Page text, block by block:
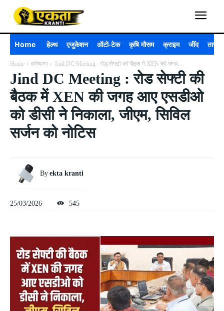
Home हेल्थ एजुकेशन ऑटो-टेक कृषि मौसम क्राइम जींद ताजा
Home हरियाणा Jind DC Meeting : रोड सेफ्टी की बैठक में XEN की जगह...
Jind DC Meeting : रोड सेफ्टी की
बैठक में XEN की जगह आए एसडीओ
को डीसी ने निकाला, जीएम, सिविल
सर्जन को नोटिस
By ekta kranti
25/03/2026 545